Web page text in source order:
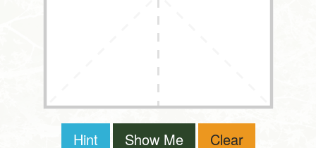
Hint Show Me Clear